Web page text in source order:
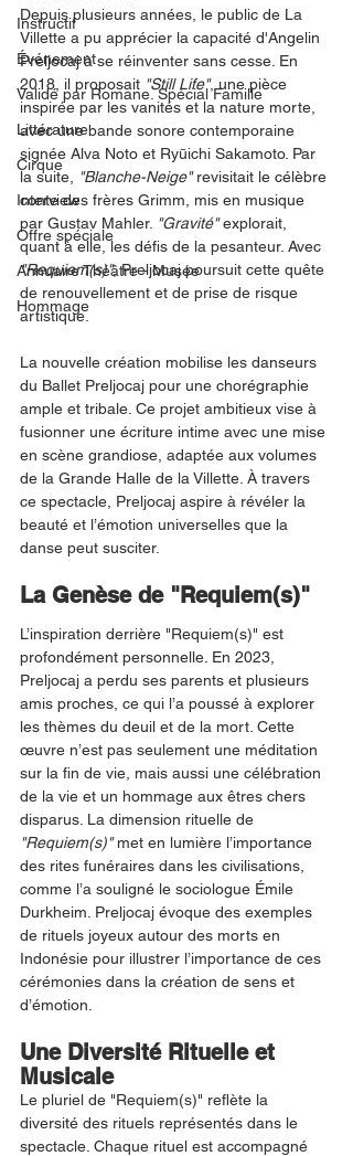
Instructif
Événement
Validé par Romane. Spécial Famille
Littérature
Cirque
Interview
Offre spéciale
Annuaire Théâtre - Musée
Hommage
Depuis plusieurs années, le public de La
Villette a pu apprécier la capacité d'Angelin
Preljocaj à se réinventer sans cesse. En
2018, il proposait "Still Life", une pièce
inspirée par les vanités et la nature morte,
avec une bande sonore contemporaine
signée Alva Noto et Ryūichi Sakamoto. Par
la suite,
"Blanche-Neige" revisitait le célèbre
conte des frères Grimm, mis en musique
par Gustav Mahler. "Gravité" explorait,
quant à elle, les défis de la pesanteur. Avec
"Requiem(s)", Preljocaj poursuit cette quête
de renouvellement et de prise de risque
artistique.
La nouvelle création mobilise les danseurs
du Ballet Preljocaj pour une chorégraphie
ample et tribale. Ce projet ambitieux vise à
fusionner une écriture intime avec une mise
en scène grandiose, adaptée aux volumes
de la Grande Halle de la Villette. À travers
ce spectacle, Preljocaj aspire à révéler la
beauté et l’émotion universelles que la
danse peut susciter.
La Genèse de "Requiem(s)"
L’inspiration derrière "Requiem(s)" est
profondément personnelle. En 2023,
Preljocaj a perdu ses parents et plusieurs
amis proches, ce qui l’a poussé à explorer
les thèmes du deuil et de la mort. Cette
œuvre n’est pas seulement une méditation
sur la fin de vie, mais aussi une célébration
de la vie et un hommage aux êtres chers
disparus. La dimension rituelle de
"Requiem(s)" met en lumière l’importance
des rites funéraires dans les civilisations,
comme l’a souligné le sociologue Émile
Durkheim. Preljocaj évoque des exemples
de rituels joyeux autour des morts en
Indonésie pour illustrer l’importance de ces
cérémonies dans la création de sens et
d’émotion.
Une Diversité Rituelle et
Musicale
Le pluriel de "Requiem(s)" reflète la
diversité des rituels représentés dans le
spectacle. Chaque rituel est accompagné